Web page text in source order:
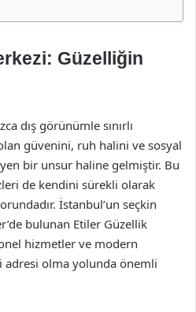
Güzelliğin
dış görünümle sınırlı
güvenini, ruh halini ve sosyal
bir unsur haline gelmiştir. Bu
de kendini sürekli olarak
İstanbul’un seçkin
bulunan Etiler Güzellik
hizmetler ve modern
olma yolunda önemli